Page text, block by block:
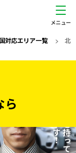
対応エリア一覧> 北
私たちが責任を持って
査定いたします！
ら